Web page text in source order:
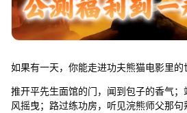
如果有一天，你能走进功夫熊猫电影里
推开平先生面馆的门，闻到包子的香气
风摇曳；路过练功房，听见浣熊师父那